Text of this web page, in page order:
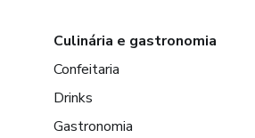
Culinária e gastronomia
Confeitaria
Drinks
Gastronomia